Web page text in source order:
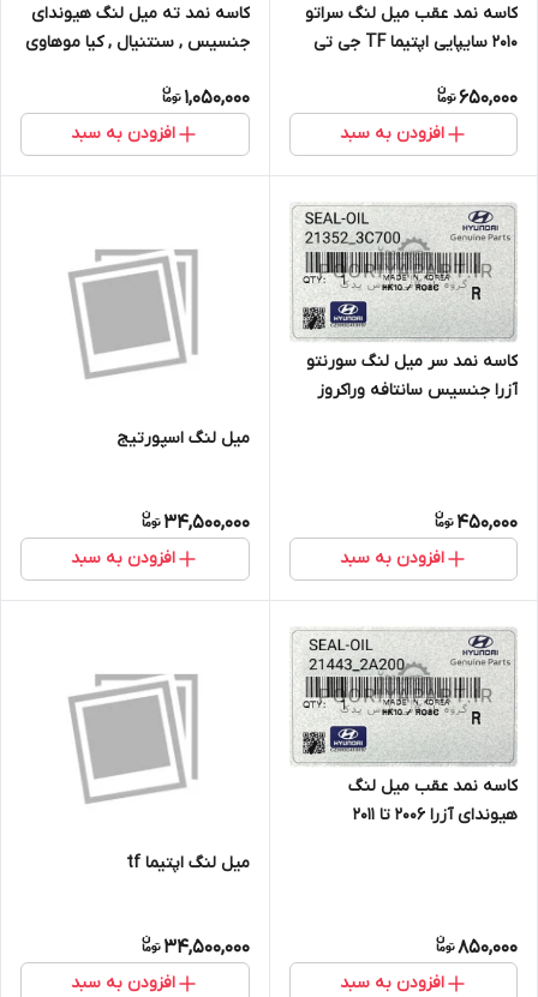
کاسه نمد عقب میل لنگ سراتو
2010 سایپایی اپتیما TF جی تی
650,000
افزودن به سبد
کاسه نمد ته میل لنگ هیوندای
جنسیس , سنتنیال , کیا موهاوی
1,050,000
افزودن به سبد
کاسه نمد سر میل لنگ سورنتو
آزرا جنسیس سانتافه وراکروز
450,000
افزودن به سبد
میل لنگ اسپورتیج
34,500,000
افزودن به سبد
کاسه نمد عقب میل لنگ
هیوندای آزرا 2006 تا 2011
850,000
افزودن به سبد
میل لنگ اپتیما tf
34,500,000
افزودن به سبد